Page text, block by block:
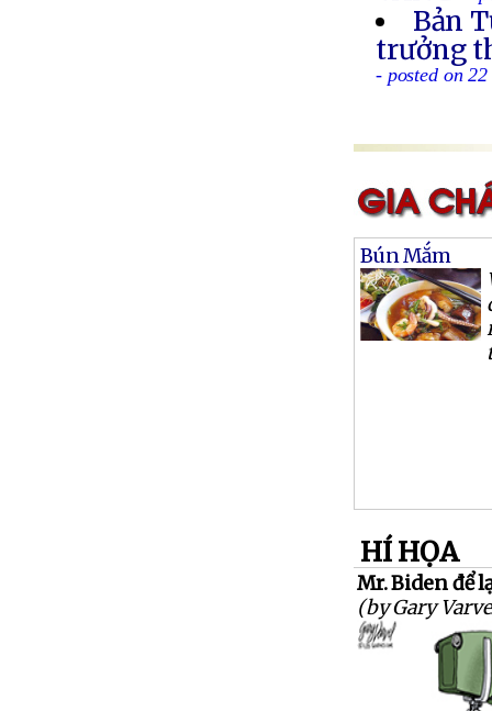
Bản
trưởng
- posted on
Bún Mắm
HÍ HỌA
Mr. Biden để
(by Gary